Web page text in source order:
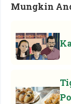
Mungkin